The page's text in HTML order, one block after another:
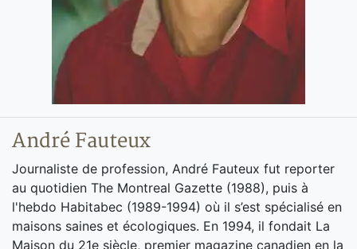
André Fauteux
Journaliste de profession, André Fauteux fut reporter
au quotidien The Montreal Gazette (1988), puis à
l'hebdo Habitabec (1989-1994) où il s’est spécialisé en
maisons saines et écologiques. En 1994, il fondait La
Maison du 21e siècle, premier magazine canadien en la